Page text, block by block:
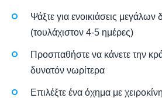
Ψάξτε για ενοικιάσεις μεγάλων
(τουλάχιστον 4-5 ημέρες)
Προσπαθήστε να κάνετε την
δυνατόν νωρίτερα
Επιλέξτε ένα όχημα με